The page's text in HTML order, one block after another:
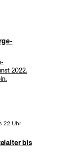
2022.
22 Uhr
bis